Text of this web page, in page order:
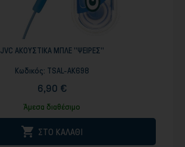
JVC ΑΚΟΥΣΤΙΚΑ ΜΠΛΕ ''ΨΕΙΡΕΣ''
Κωδικός: TSAL-AK698
6,90 €
Άμεσα διαθέσιμο
 ΣΤΟ ΚΑΛΑΘΙ